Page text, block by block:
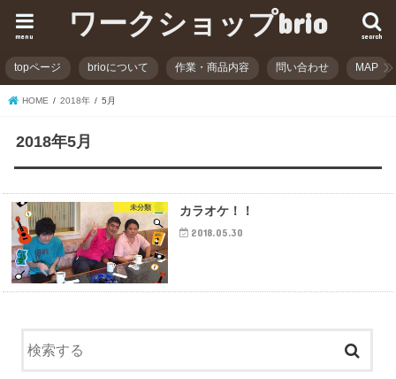
ワークショップbrio search
menu
topページ brioについて 作業・商品内容 問い合わせ MAP
HOME 2018年 5月
2018年5月
未分類 カラオケ！！
2018.05.30